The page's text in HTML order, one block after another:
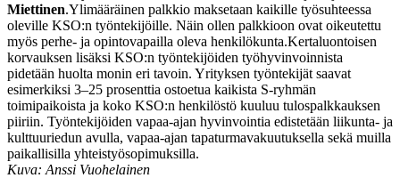
Miettinen.Ylimääräinen palkkio maksetaan kaikille työsuhteessa
oleville KSO:n työntekijöille. Näin ollen palkkioon ovat oikeutettu
myös perhe- ja opintovapailla oleva henkilökunta.Kertaluontoisen
korvauksen lisäksi KSO:n työntekijöiden työhyvinvoinnista
pidetään huolta monin eri tavoin. Yrityksen työntekijät saavat
esimerkiksi 3–25 prosenttia ostoetua kaikista S-ryhmän
toimipaikoista ja koko KSO:n henkilöstö kuuluu tulospalkkauksen
piiriin. Työntekijöiden vapaa-ajan hyvinvointia edistetään liikunta- ja
kulttuuriedun avulla, vapaa-ajan tapaturmavakuutuksella sekä muilla
paikallisilla yhteistyösopimuksilla.
Kuva: Anssi Vuohelainen